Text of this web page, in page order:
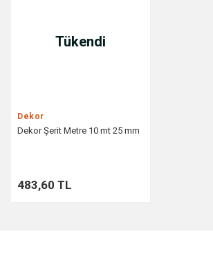
Tükendi
Dekor
Dekor Şerit Metre 10 mt 25 mm
483,60 TL